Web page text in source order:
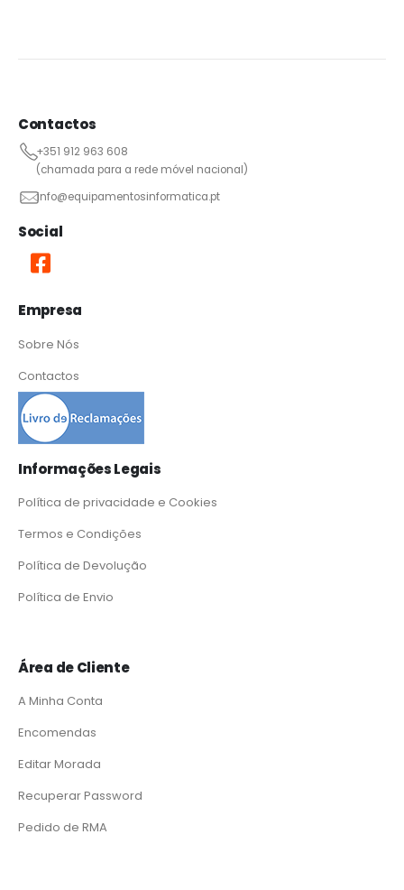
Contactos
+351 912 963 608
(chamada para a rede móvel nacional)
info@equipamentosinformatica.pt
Social
Empresa
Sobre Nós
Contactos
Informações Legais
Política de privacidade e Cookies
Termos e Condições
Política de Devolução
Política de Envio
Área de Cliente
A Minha Conta
Encomendas
Editar Morada
Recuperar Password
Pedido de RMA